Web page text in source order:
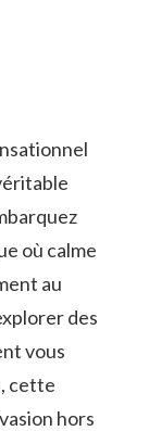
où calme
‍au
des
vous
cette
hors